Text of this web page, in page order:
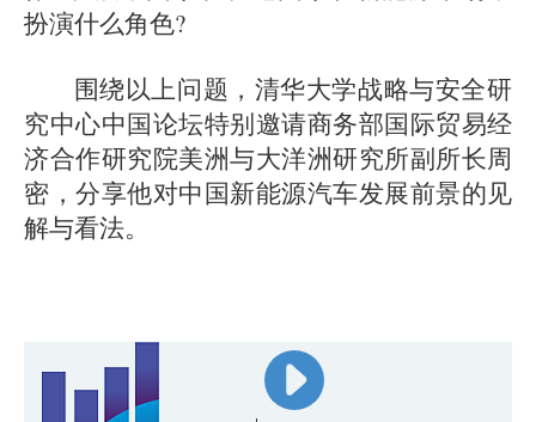
扮演什么角色?
围绕以上问题，清华大学战略与安全研
究中心中国论坛特别邀请商务部国际贸易经
济合作研究院美洲与大洋洲研究所副所长周
密，分享他对中国新能源汽车发展前景的见
解与看法。